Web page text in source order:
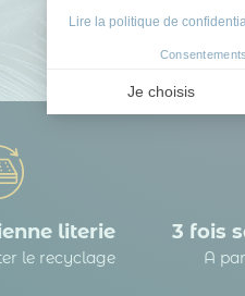
Lire la politique de
Je choisis
Notre plateforme vous
literie
le recyclage
3 fois
A